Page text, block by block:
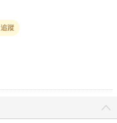
追蹤